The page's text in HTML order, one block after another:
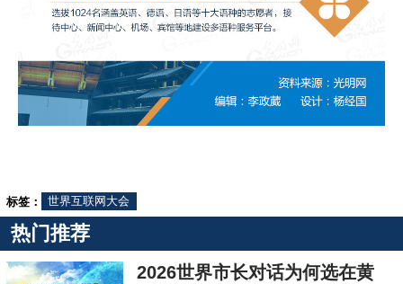
标签： 世界互联网大会
热门推荐
2026世界市长对话为何选在黄